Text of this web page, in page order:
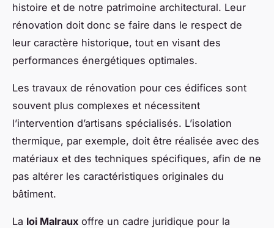
histoire et de notre patrimoine architectural. Leur
rénovation doit donc se faire dans le respect de
leur caractère historique, tout en visant des
performances énergétiques optimales.
Les travaux de rénovation pour ces édifices sont
souvent plus complexes et nécessitent
l’intervention d’artisans spécialisés. L’isolation
thermique, par exemple, doit être réalisée avec des
matériaux et des techniques spécifiques, afin de ne
pas altérer les caractéristiques originales du
bâtiment.
La loi Malraux offre un cadre juridique pour la